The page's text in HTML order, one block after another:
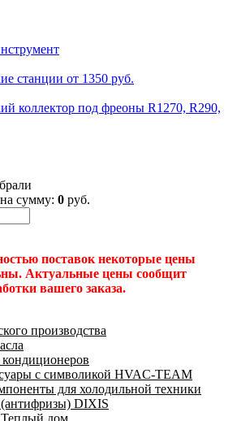
станции от 1350 руб.
коллектор под фреоны R1270, R290,
сумму: 0 руб.
поставок некоторые цены
Актуальные цены сообщит
вашего заказа.
производства
с символикой HVAC-TEAM
для холодильной техники
DIXIS